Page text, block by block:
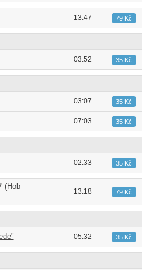
13:47 79 Kč
03:52 35 Kč
03:07 35 Kč
07:03 35 Kč
02:33 35 Kč
(Hob
13:18 79 Kč
05:32 35 Kč